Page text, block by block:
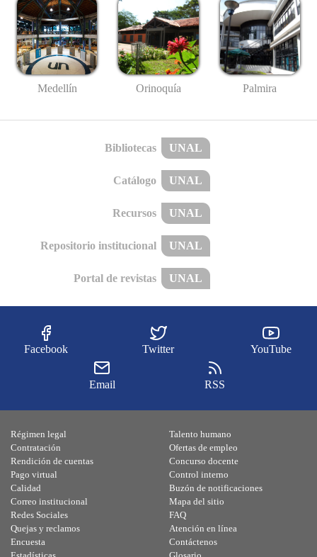
Medellín Orinoquía Palmira
Bibliotecas UNAL
Catálogo UNAL
Recursos UNAL
Repositorio institucional UNAL
Portal de revistas UNAL
Facebook Twitter YouTube
Email RSS
Régimen legal
Contratación
Rendición de cuentas
Pago virtual
Calidad
Talento humano
Ofertas de empleo
Concurso docente
Control interno
Buzón de notificaciones
Correo institucional
Redes Sociales
Quejas y reclamos
Encuesta
Mapa del sitio
FAQ
Atención en línea
Contáctenos